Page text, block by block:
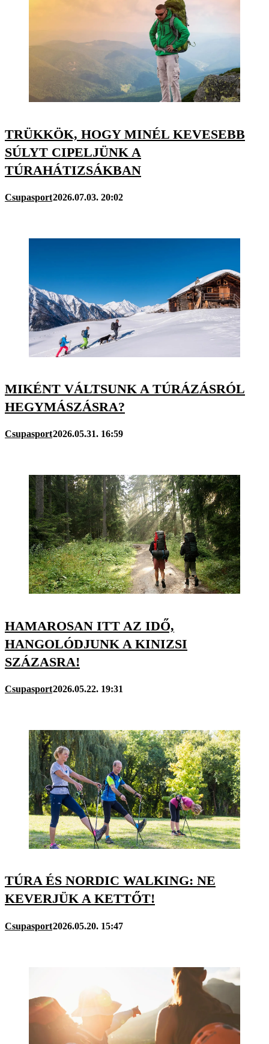
TRÜKKÖK, HOGY MINÉL KEVESEBB
SÚLYT CIPELJÜNK A
TÚRAHÁTIZSÁKBAN
Csupasport2026.07.03. 20:02
MIKÉNT VÁLTSUNK A TÚRÁZÁSRÓL
HEGYMÁSZÁSRA?
Csupasport2026.05.31. 16:59
HAMAROSAN ITT AZ IDŐ,
HANGOLÓDJUNK A KINIZSI
SZÁZASRA!
Csupasport2026.05.22. 19:31
TÚRA ÉS NORDIC WALKING: NE
KEVERJÜK A KETTŐT!
Csupasport2026.05.20. 15:47